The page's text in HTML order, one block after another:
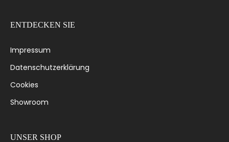
ENTDECKEN SIE
Impressum
Datenschutzerklärung
Cookies
Showroom
UNSER SHOP